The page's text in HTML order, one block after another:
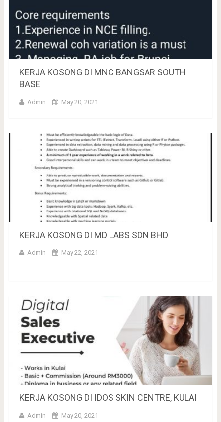
KERJA KOSONG DI MNC BANGSAR SOUTH
BASE
Admin May 20, 2021
KERJA KOSONG DI MD LABS SDN BHD
Admin May 22, 2021
KERJA KOSONG DI IDOS SKIN CENTRE, KULAI
Admin May 20, 2021